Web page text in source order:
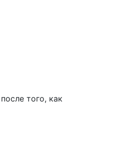
того, как